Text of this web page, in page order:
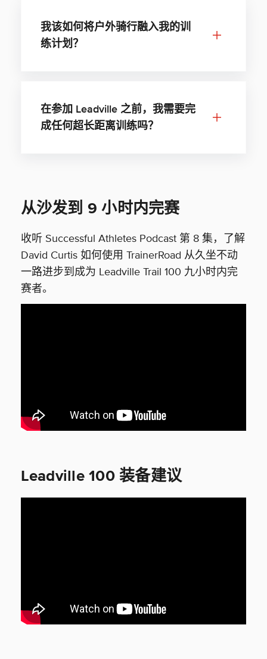
我该如何将户外骑行融入我的训
练计划？
在参加 Leadville 之前，我需要完
成任何超长距离训练吗？
从沙发到 9 小时内完赛
收听 Successful Athletes Podcast 第 8 集，了解
David Curtis 如何使用 TrainerRoad 从久坐不动
一路进步到成为 Leadville Trail 100 九小时内完
赛者。
Leadville 100 装备建议